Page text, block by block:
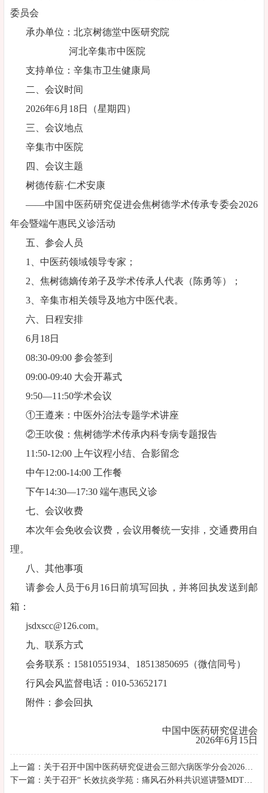
委员会
承办单位：北京树德堂中医研究院
河北辛集市中医院
支持单位：辛集市卫生健康局
二、会议时间
2026年6月18日（星期四）
三、会议地点
辛集市中医院
四、会议主题
树德传薪·仁术安康
——中国中医药研究促进会焦树德学术传承专委会2026
年会暨端午惠民义诊活动
五、参会人员
1、中医药领域领导专家；
2、焦树德嫡传弟子及学术传承人代表（陈勇等）；
3、辛集市相关领导及地方中医代表。
六、日程安排
6月18日
08:30-09:00 参会签到
09:00-09:40 大会开幕式
9:50—11:50学术会议
①王遵来：中医外治法专题学术讲座
②王吹俊：焦树德学术传承内科专病专题报告
11:50-12:00 上午议程小结、合影留念
中午12:00-14:00 工作餐
下午14:30—17:30 端午惠民义诊
七、会议收费
本次年会免收会议费，会议用餐统一安排，交通费用自
理。
八、其他事项
请参会人员于6月16日前填写回执，并将回执发送到邮
箱：
jsdxscc@126.com。
九、联系方式
会务联系：15810551934、18513850695（微信同号）
行风会风监督电话：010-53652171
附件：参会回执
中国中医药研究促进会
2026年6月15日
上一篇：关于召开中国中医药研究促进会三部六病医学分会2026年学术年会暨三部六病医学对话郑卢扶阳医学交流会的通知（第三轮）
下一篇：关于召开“ 长效抗炎学苑：痛风石外科共识巡讲暨MDT诊疗学术交流会”的通知